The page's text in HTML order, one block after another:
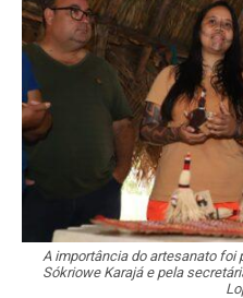
A importância do artesanato foi
Sókriowe Karajá e pela